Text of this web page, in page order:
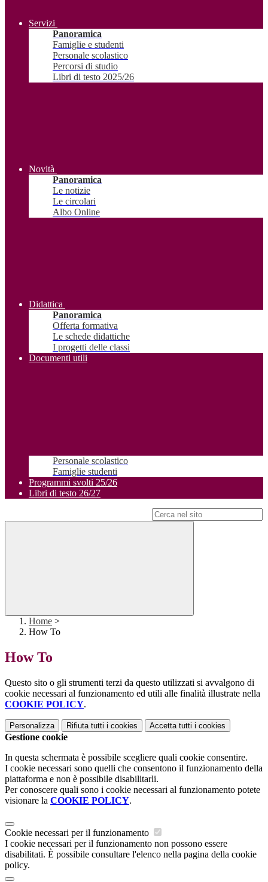
Servizi
Panoramica
Famiglie e studenti
Personale scolastico
Percorsi di studio
Libri di testo 2025/26
Novità
Panoramica
Le notizie
Le circolari
Albo Online
Didattica
Panoramica
Offerta formativa
Le schede didattiche
I progetti delle classi
Documenti utili
Personale scolastico
Famiglie studenti
Programmi svolti 25/26
Libri di testo 26/27
Home >
How To
How To
Questo sito o gli strumenti terzi da questo utilizzati si avvalgono di
cookie necessari al funzionamento ed utili alle finalità illustrate nella
COOKIE POLICY.
Personalizza Rifiuta tutti i cookies Accetta tutti i cookies
Gestione cookie
In questa schermata è possibile scegliere quali cookie consentire.
I cookie necessari sono quelli che consentono il funzionamento della
piattaforma e non è possibile disabilitarli.
Per conoscere quali sono i cookie necessari al funzionamento potete
visionare la COOKIE POLICY.
Cookie necessari per il funzionamento
I cookie necessari per il funzionamento non possono essere
disabilitati. È possibile consultare l'elenco nella pagina della cookie
policy.